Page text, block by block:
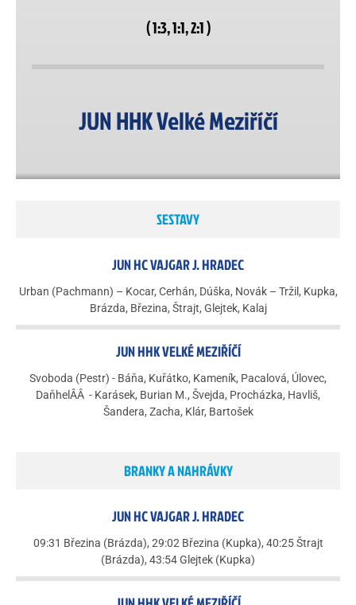
( 1:3, 1:1, 2:1 )
JUN HHK Velké Meziříčí
SESTAVY
JUN HC VAJGAR J. HRADEC
Urban (Pachmann) – Kocar, Cerhán, Dúška, Novák – Tržil, Kupka,
Brázda, Březina, Štrajt, Glejtek, Kalaj
JUN HHK VELKÉ MEZIŘÍČÍ
Svoboda (Pestr) - Báňa, Kuřátko, Kameník, Pacalová, Úlovec,
DaňhelÂÂ - Karásek, Burian M., Švejda, Procházka, Havliš,
Šandera, Zacha, Klár, Bartošek
BRANKY A NAHRÁVKY
JUN HC VAJGAR J. HRADEC
09:31 Březina (Brázda), 29:02 Březina (Kupka), 40:25 Štrajt
(Brázda), 43:54 Glejtek (Kupka)